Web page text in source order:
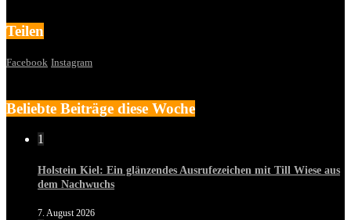
Teilen
Facebook Instagram
Beliebte Beiträge diese Woche
1
Holstein Kiel: Ein glänzendes Ausrufezeichen mit Till Wiese aus
dem Nachwuchs
7. August 2026